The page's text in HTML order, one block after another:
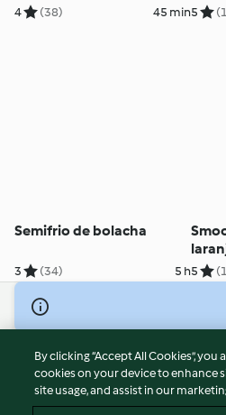
4 (38) 45 min5
Semifrio de bolacha
3 (34) 5 h5
© Copyright 2026
Terms of Service
Privacy Policy
Disclaimer
By clicking “Accept All Cookies”,
cookies on your device to enhance
site usage, and assist in our